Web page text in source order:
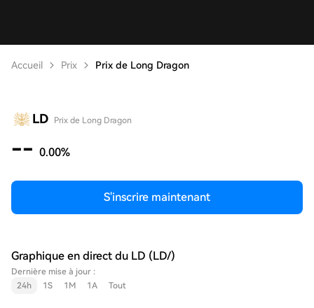
Accueil Prix Prix de Long Dragon
LD Prix de Long Dragon
-- 0.00%
S'inscrire maintenant
Graphique en direct du LD (LD/)
Dernière mise à jour :
24h
1S 1M 1A Tout